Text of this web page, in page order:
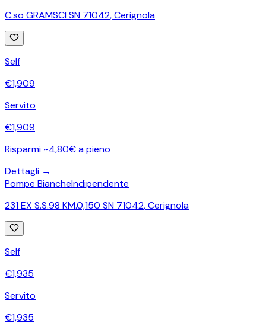
C.so GRAMSCI SN 71042,Cerignola
Self
€1,909
Servito
€1,909
Risparmi ~4,80€ a pieno
Dettagli →
Pompe BiancheIndipendente
231 EX S.S.98 KM.0,150 SN 71042,Cerignola
Self
€1,935
Servito
€1,935